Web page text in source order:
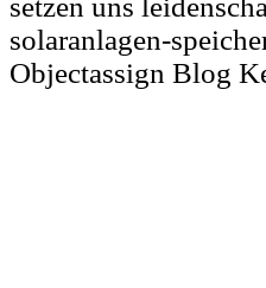
solaranlagen-
Objectassign Blog